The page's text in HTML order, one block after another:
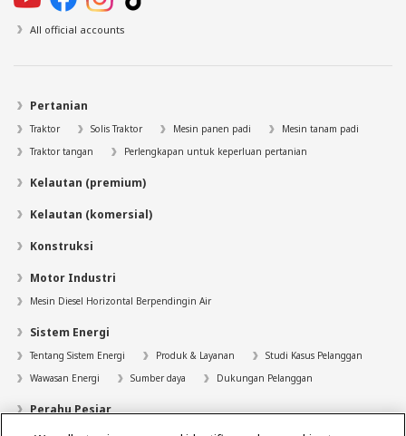
All official accounts
Pertanian
Traktor Solis Traktor Mesin panen padi
Mesin tanam padi
Traktor tangan
Perlengkapan untuk keperluan pertanian
Kelautan (premium)
Kelautan (komersial)
Konstruksi
Motor Industri
Mesin Diesel Horizontal Berpendingin Air
Sistem Energi
Tentang Sistem Energi Produk & Layanan
Studi Kasus Pelanggan
Wawasan Energi
Sumber daya Dukungan Pelanggan
Perahu Pesiar